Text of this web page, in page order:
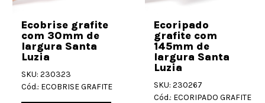
Ecobrise grafite
com 30mm de
largura Santa
Luzia
SKU: 230323
Cód.: ECOBRISE GRAFITE
Ecoripado
grafite com
145mm de
largura Santa
Luzia
SKU: 230267
Cód.: ECORIPADO GRAFITE